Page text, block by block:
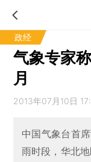
政经
气象专家
月
2013年07月10日
中国气象台首
雨时段，华北